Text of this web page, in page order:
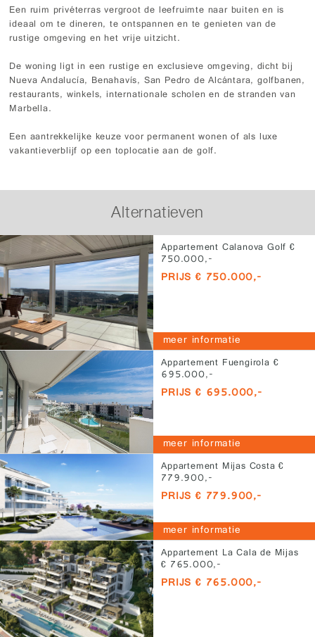
Een ruim privéterras vergroot de leefruimte naar buiten en is
ideaal om te dineren, te ontspannen en te genieten van de
rustige omgeving en het vrije uitzicht.
De woning ligt in een rustige en exclusieve omgeving, dicht bij
Nueva Andalucía, Benahavís, San Pedro de Alcántara, golfbanen,
restaurants, winkels, internationale scholen en de stranden van
Marbella.
Een aantrekkelijke keuze voor permanent wonen of als luxe
vakantieverblijf op een toplocatie aan de golf.
Alternatieven
Appartement Calanova Golf €
750.000,-
PRIJS € 750.000,-
meer informatie
Appartement Fuengirola €
695.000,-
PRIJS € 695.000,-
meer informatie
Appartement Mijas Costa €
779.900,-
PRIJS € 779.900,-
meer informatie
Appartement La Cala de Mijas
€ 765.000,-
PRIJS € 765.000,-